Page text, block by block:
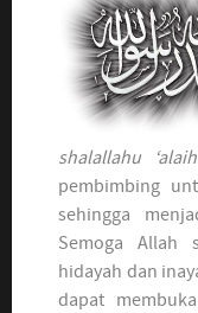
shalallahu
pembimbing
sehingga
Semoga Allah
hidayah dan
dapat